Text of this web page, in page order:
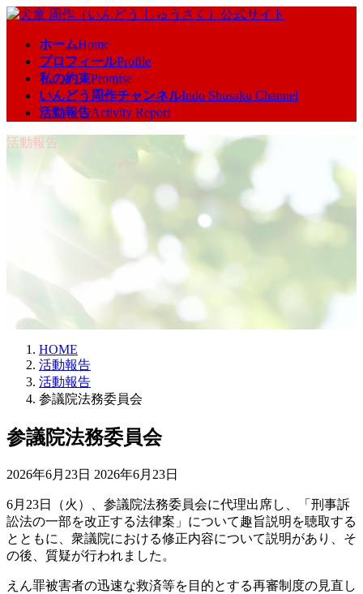
コ
キ
ッ
プ
ナ
に
移
動
ホームHome
プロフィールProfile
私の約束Promise
いんどう周作チャンネルIndo Shusaku Channel
活動報告Activity Report
活動報告
HOME
活動報告
活動報告
参議院法務委員会
参議院法務委員会
2026年6月23日 最
更
新
日
時
2026年6月23日
6月23日（火）、参議院法務委員会に代理出席し、「刑事訴
訟法の一部を改正する法律案」について趣旨説明を聴取する
とともに、衆議院における修正内容について説明があり、そ
の後、質疑が行われました。
えん罪被害者の迅速な救済等を目的とする再審制度の見直し